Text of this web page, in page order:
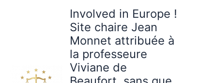
Involved in Europe !
Site chaire Jean
Monnet attribuée à
la professeure
Viviane de